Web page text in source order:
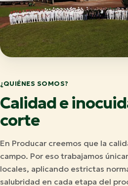
¿QUIÉNES SOMOS?
Calidad e
corte
En Producar creemos que la
campo. Por eso trabajamos
locales, aplicando estrictas
salubridad en cada etapa del